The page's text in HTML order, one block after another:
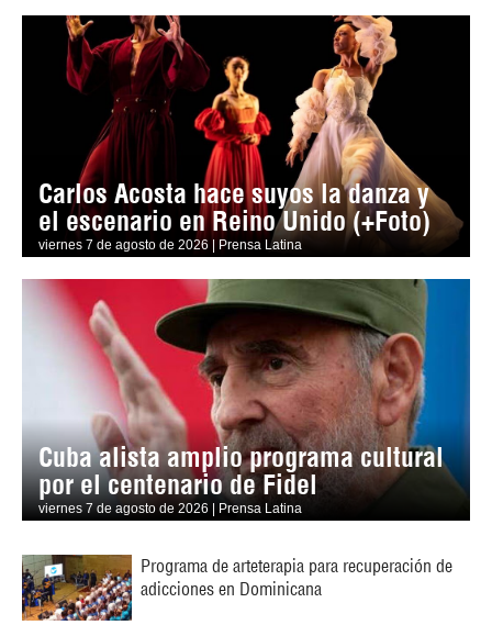
Carlos Acosta hace suyos la danza y
el escenario en Reino Unido (+Foto)
viernes 7 de agosto de 2026 | Prensa Latina
Cuba alista amplio programa cultural
por el centenario de Fidel
viernes 7 de agosto de 2026 | Prensa Latina
Programa de arteterapia para recuperación de
adicciones en Dominicana